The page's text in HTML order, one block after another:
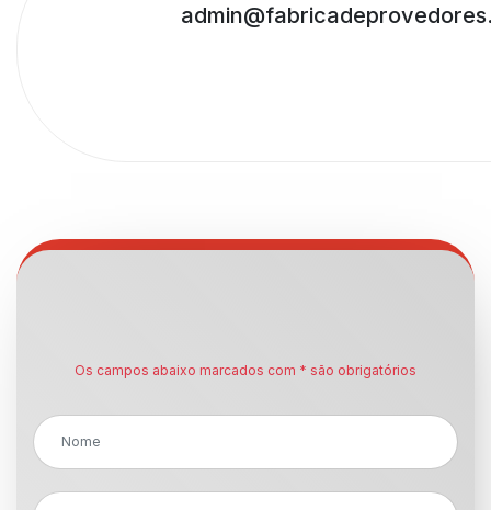
Os campos abaixo marcados com * são obrigatórios